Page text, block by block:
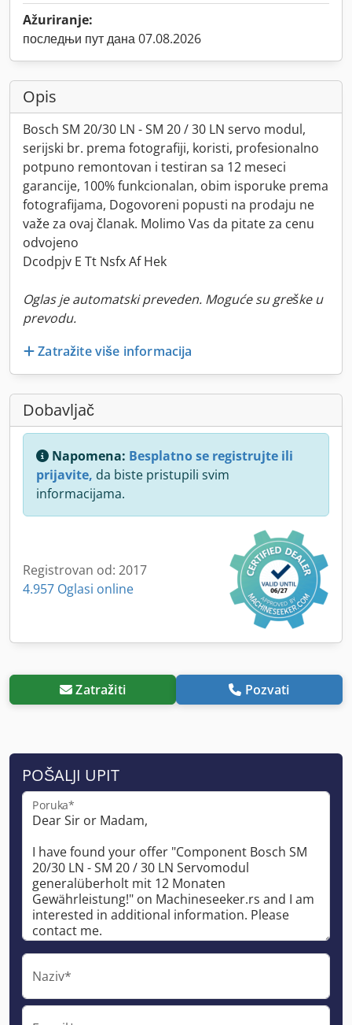
Ažuriranje:
последњи пут дана 07.08.2026
Opis
Bosch SM 20/30 LN - SM 20 / 30 LN servo modul,
serijski br. prema fotografiji, koristi, profesionalno
potpuno remontovan i testiran sa 12 meseci
garancije, 100% funkcionalan, obim isporuke prema
fotografijama, Dogovoreni popusti na prodaju ne
važe za ovaj članak. Molimo Vas da pitate za cenu
odvojeno
Dcodpjv E Tt Nsfx Af Hek
Oglas je automatski preveden. Moguće su greške u
prevodu.
Zatražite više informacija
Dobavljač
Napomena: Besplatno se registrujte ili
prijavite, da biste pristupili svim
informacijama.
Registrovan od: 2017
4.957 Oglasi online
Zatražiti Pozvati
POŠALJI UPIT
Poruka*
Naziv*